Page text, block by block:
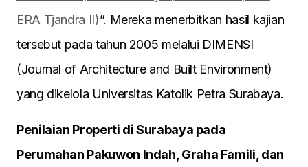
ERA Tjandra II)”. Mereka menerbitkan hasil kajian
tersebut pada tahun 2005 melalui DIMENSI
(Journal of Architecture and Built Environment)
yang dikelola Universitas Katolik Petra Surabaya.
Penilaian Properti di Surabaya pada
Perumahan Pakuwon Indah, Graha Famili, dan